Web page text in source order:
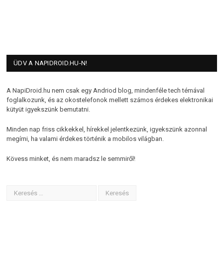
ÜDV A NAPIDROID.HU-N!
A NapiDroid.hu nem csak egy Andriod blog, mindenféle tech témával
foglalkozunk, és az okostelefonok mellett számos érdekes elektronikai
kütyüt igyekszünk bemutatni.
Minden nap friss cikkekkel, hírekkel jelentkezünk, igyekszünk azonnal
megírni, ha valami érdekes történik a mobilos világban.
Kövess minket, és nem maradsz le semmiről!